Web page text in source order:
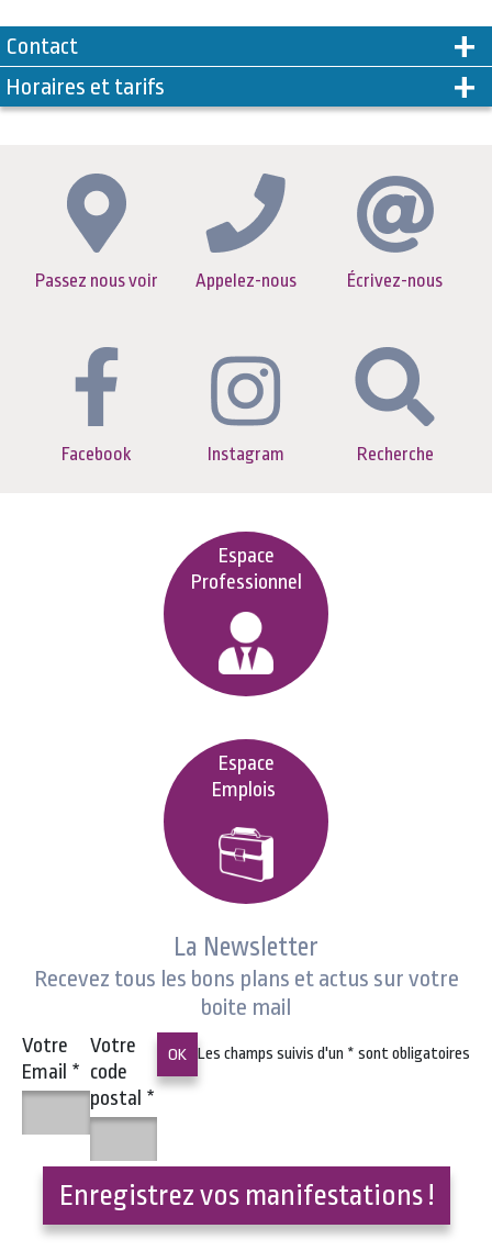
Contact
Horaires et tarifs
Passez nous voir Appelez-nous Écrivez-nous
Facebook Instagram Recherche
Espace
Professionnel
Espace
Emplois
La Newsletter
Recevez tous les bons plans et actus sur votre
boite mail
Votre
Email *
Votre
code
postal *
Les champs suivis d'un * sont obligatoires
Enregistrez vos manifestations !